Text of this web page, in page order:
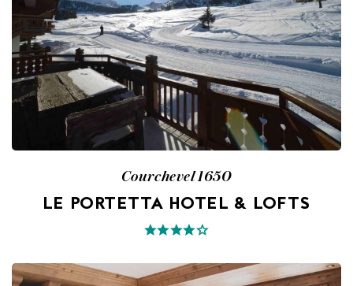
Courchevel 1650
LE PORTETTA HOTEL & LOFTS